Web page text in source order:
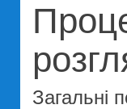
Загальні